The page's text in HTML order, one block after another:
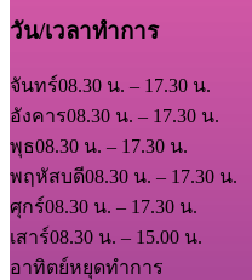
วัน/เวลาทำการ
จันทร์08.30 น. – 17.30 น.
อังคาร08.30 น. – 17.30 น.
พุธ08.30 น. – 17.30 น.
พฤหัสบดี08.30 น. – 17.30 น.
ศุกร์08.30 น. – 17.30 น.
เสาร์08.30 น. – 15.00 น.
อาทิตย์หยุดทำการ